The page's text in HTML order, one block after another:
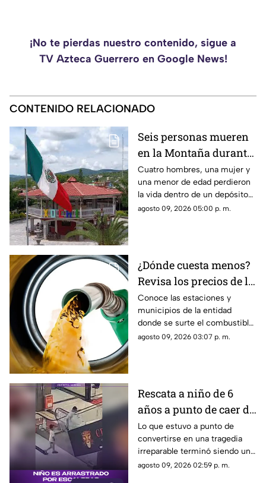
¡No te pierdas nuestro contenido, sigue a
TV Azteca Guerrero en Google News!
CONTENIDO RELACIONADO
Seis personas mueren
en la Montaña durante
la limpieza de una
cisterna
Cuatro hombres, una mujer y
una menor de edad perdieron
la vida dentro de un depósito
de agua en Xochihuehuetlán.
agosto 09, 2026 05:00 p. m.
¿Dónde cuesta menos?
Revisa los precios de la
gasolina en Guerrero
Conoce las estaciones y
municipios de la entidad
donde se surte el combustible
con las tarifas más accesibles
agosto 09, 2026 03:07 p. m.
Rescata a niño de 6
años a punto de caer de
una escalera eléctrica
Lo que estuvo a punto de
convertirse en una tragedia
irreparable terminó siendo una
impresionante muestra de
agosto 09, 2026 02:59 p. m.